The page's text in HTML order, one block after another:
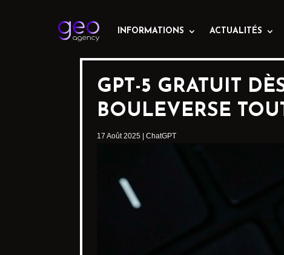
INFORMATIONS ACTUALITÉS
GPT-5 GRATUIT
BOULEVERSE
17 Août 2025 ChatGPT